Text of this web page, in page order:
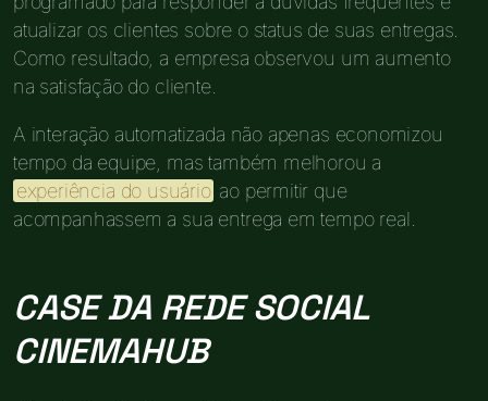
atualizar os clientes sobre o status de suas entregas.
Como resultado, a empresa observou um aumento
na satisfação do cliente.
A interação automatizada não apenas economizou
tempo da equipe, mas também melhorou a
experiência do usuário ao permitir que
acompanhassem a sua entrega em tempo real.
CASE DA REDE SOCIAL
CINEMAHUB